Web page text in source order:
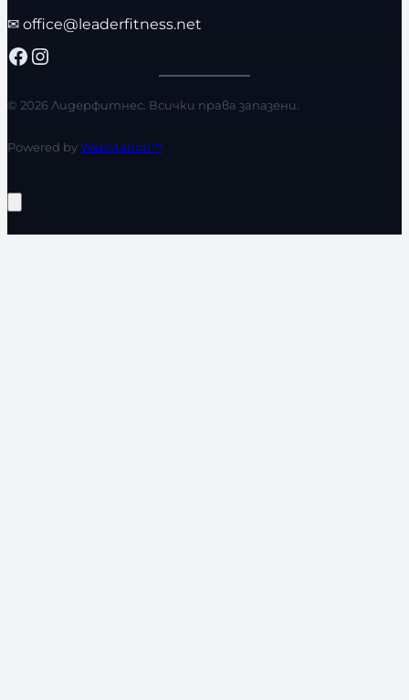
✉ office@leaderfitness.net
Facebook Instagram
© 2026 Лидерфитнес. Всички права запазени.
Powered byWebStation™